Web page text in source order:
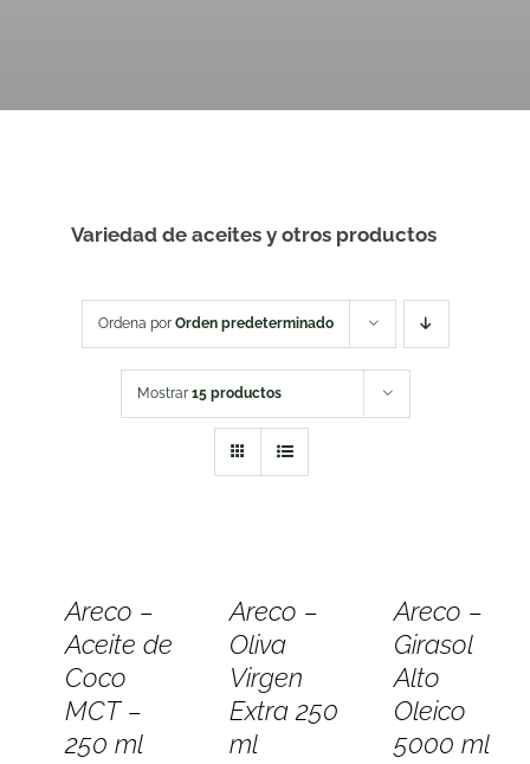
Variedad de aceites y otros productos
Ordena por Orden predeterminado
Mostrar 15 productos
CARRITO
DETALLES
Areco –
Aceite de
Coco
MCT –
250 ml
CARRITO
DETALLES
Areco –
Oliva
Virgen
Extra 250
ml
CARRITO
DETALLES
Areco –
Girasol
Alto
Oleico
5000 ml